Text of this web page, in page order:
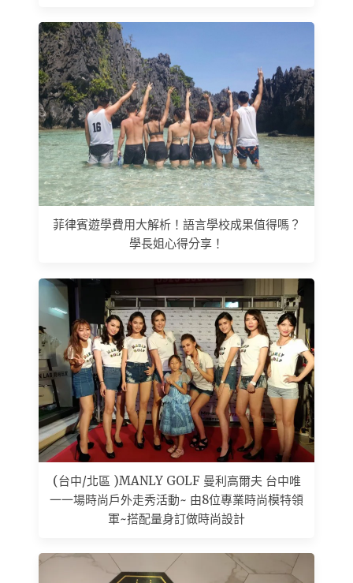
菲律賓遊學費用大解析！語言學校成果值得嗎？
學長姐心得分享！
(台中/北區 )MANLY GOLF 曼利高爾夫 台中唯
一一場時尚戶外走秀活動~ 由8位專業時尚模特領
軍~搭配量身訂做時尚設計